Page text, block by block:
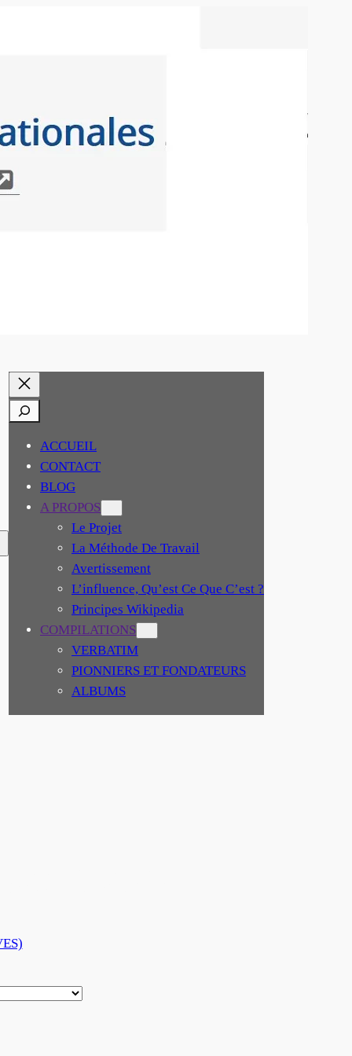
RECHERCHER
ACCUEIL
CONTACT
BLOG
A PROPOS
Le Projet
La Méthode De Travail
Avertissement
L’influence, Qu’est Ce Que C’est ?
Principes Wikipedia
COMPILATIONS
VERBATIM
PIONNIERS ET FONDATEURS
ALBUMS